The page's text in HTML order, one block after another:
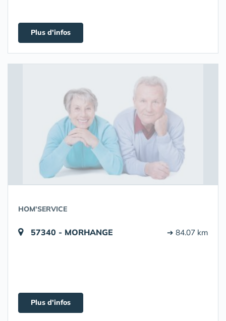
Plus d'infos
HOM'SERVICE
57340 - MORHANGE ➔ 84.07 km
Plus d'infos